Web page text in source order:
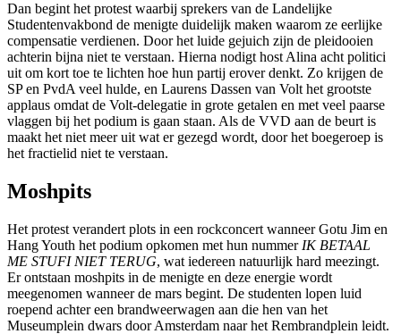
Dan begint het protest waarbij sprekers van de Landelijke
Studentenvakbond de menigte duidelijk maken waarom ze eerlijke
compensatie verdienen. Door het luide gejuich zijn de pleidooien
achterin bijna niet te verstaan. Hierna nodigt host Alina acht politici
uit om kort toe te lichten hoe hun partij erover denkt. Zo krijgen de
SP en PvdA veel hulde, en Laurens Dassen van Volt het grootste
applaus omdat de Volt-delegatie in grote getalen en met veel paarse
vlaggen bij het podium is gaan staan. Als de VVD aan de beurt is
maakt het niet meer uit wat er gezegd wordt, door het boegeroep is
het fractielid niet te verstaan.
Moshpits
Het protest verandert plots in een rockconcert wanneer Gotu Jim en
Hang Youth het podium opkomen met hun nummer IK BETAAL
ME STUFI NIET TERUG, wat iedereen natuurlijk hard meezingt.
Er ontstaan moshpits in de menigte en deze energie wordt
meegenomen wanneer de mars begint. De studenten lopen luid
roepend achter een brandweerwagen aan die hen van het
Museumplein dwars door Amsterdam naar het Rembrandplein leidt.